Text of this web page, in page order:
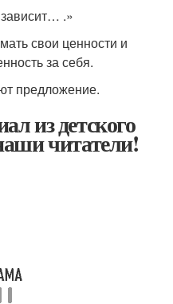
.»
свои ценности и
за себя.
предложение.
из детского
читатели!